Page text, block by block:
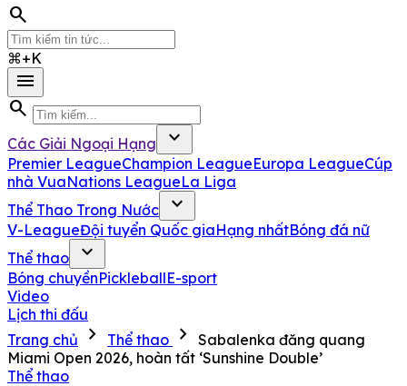
search
⌘+K
menu
search
Các Giải Ngoại Hạng expand_more
Premier LeagueChampion LeagueEuropa LeagueCúp
nhà VuaNations LeagueLa Liga
Thể Thao Trong Nước
expand_more
V-LeagueĐội tuyển Quốc giaHạng nhấtBóng đá nữ
Thể thao
expand_more
Bóng chuyềnPickleballE-sport
Video
Lịch thi đấu
Trang chủ
chevron_right Thể thao chevron_right Sabalenka đăng quang
Miami Open 2026, hoàn tất ‘Sunshine Double’
Thể thao